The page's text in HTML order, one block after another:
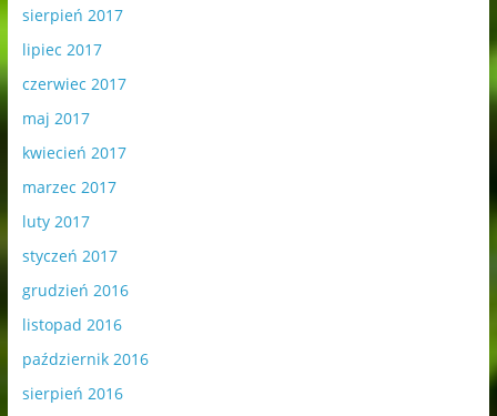
sierpień 2017
lipiec 2017
czerwiec 2017
maj 2017
kwiecień 2017
marzec 2017
luty 2017
styczeń 2017
grudzień 2016
listopad 2016
październik 2016
sierpień 2016